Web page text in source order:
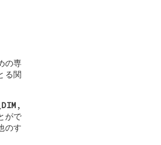
の専
る関
,
がで
のす